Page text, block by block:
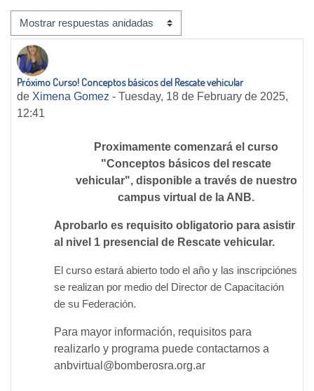
Mostrar modo
Próximo Curso! Conceptos básicos del Rescate vehicular
de Ximena Gomez - Tuesday, 18 de February de 2025,
12:41
Número de respuestas: 0
Proximamente comenzará el curso
"Conceptos básicos del rescate
vehicular", disponible a través de nuestro
campus virtual de la ANB.
Aprobarlo es requisito obligatorio para asistir
al nivel 1 presencial de Rescate vehicular.
El curso estará abierto todo el año y las inscripciónes
se realizan por medio del Director de Capacitación
de su Federación.
Para mayor información, requisitos para
realizarlo y programa puede contactarnos a
anbvirtual@bomberosra.org.ar